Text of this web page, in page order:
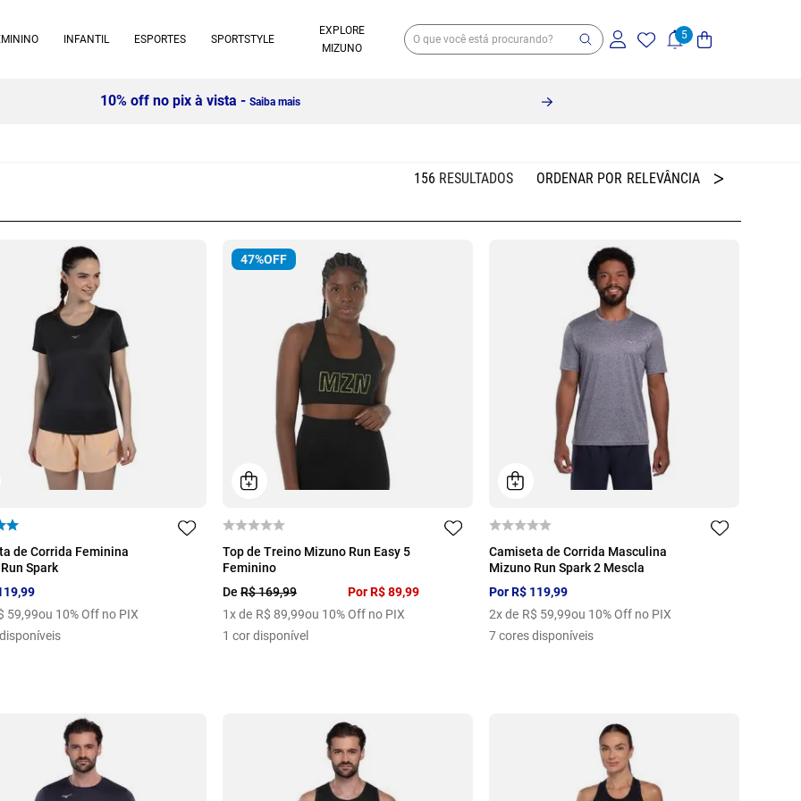
INFANTIL ESPORTES SPORTSTYLE
EXPLORE
MIZUNO
Compre 2 itens e ganhe 15% OFF
156 RELEVÂNCIA
de Corrida Feminina
Spark
,99
59,99ou 10% Off no PIX
47%OFF
P
Top de Treino Mizuno Run Easy 5
Feminino
De R$169,99 PorR$89,99
1x de R$ 89,99ou 10% Off no PIX
1 cor disponível
P
Camiseta de Corrida Masculina
Mizuno Run Spark 2 Mescla
PorR$ 119,99
2x de R$ 59,99ou 10% Off no PIX
7 cores disponíveis